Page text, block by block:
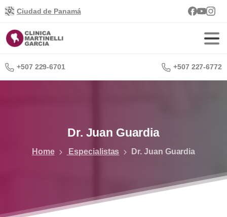
Ciudad de Panamá
+507 229-6701 +507 227-6772
Dr. Juan Guardia
Home Especialistas Dr. Juan Guardia